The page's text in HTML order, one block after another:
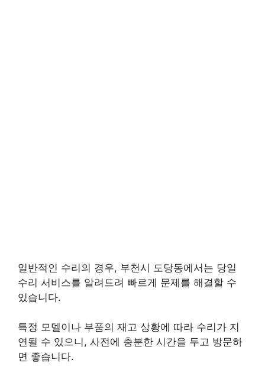
일반적인 수리의 경우, 부천시 도당동에서는 당일
수리 서비스를 알려드려 빠르게 문제를 해결할 수
있습니다.
특정 모델이나 부품의 재고 상황에 따라 수리가 지
연될 수 있으니, 사전에 충분한 시간을 두고 방문하
면 좋습니다.